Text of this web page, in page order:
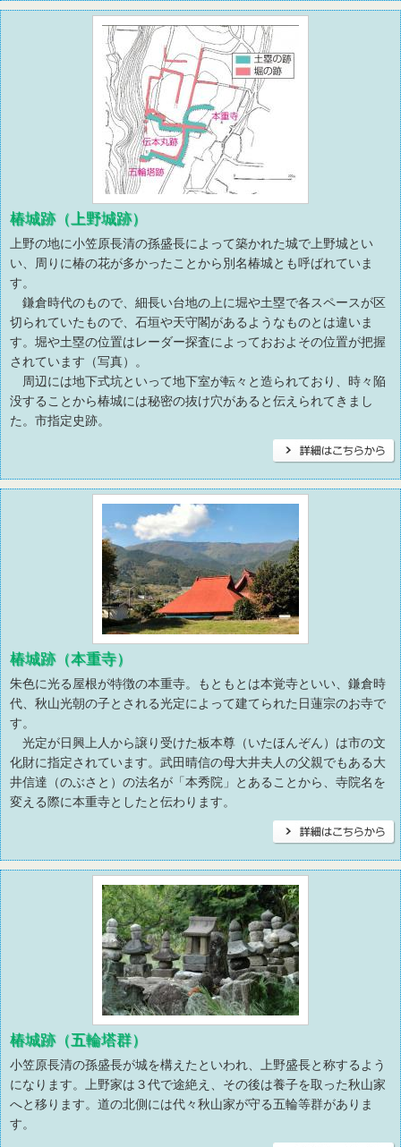
椿城跡（上野城跡）
上野の地に小笠原長清の孫盛長によって築かれた城で上野城とい
い、周りに椿の花が多かったことから別名椿城とも呼ばれていま
す。
鎌倉時代のもので、細長い台地の上に堀や土塁で各スペースが区
切られていたもので、石垣や天守閣があるようなものとは違いま
す。堀や土塁の位置はレーダー探査によっておおよその位置が把握
されています（写真）。
周辺には地下式坑といって地下室が転々と造られており、時々陥
没することから椿城には秘密の抜け穴があると伝えられてきまし
た。市指定史跡。
椿城跡（本重寺）
朱色に光る屋根が特徴の本重寺。もともとは本覚寺といい、鎌倉時
代、秋山光朝の子とされる光定によって建てられた日蓮宗のお寺で
す。
光定が日興上人から譲り受けた板本尊（いたほんぞん）は市の文
化財に指定されています。武田晴信の母大井夫人の父親でもある大
井信達（のぶさと）の法名が「本秀院」とあることから、寺院名を
変える際に本重寺としたと伝わります。
椿城跡（五輪塔群）
小笠原長清の孫盛長が城を構えたといわれ、上野盛長と称するよう
になります。上野家は３代で途絶え、その後は養子を取った秋山家
へと移ります。道の北側には代々秋山家が守る五輪等群がありま
す。